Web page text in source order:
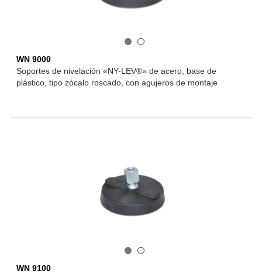
WN 9000
Soportes de nivelación «NY-LEV®» de acero, base de
plástico, tipo zócalo roscado, con agujeros de montaje
WN 9100